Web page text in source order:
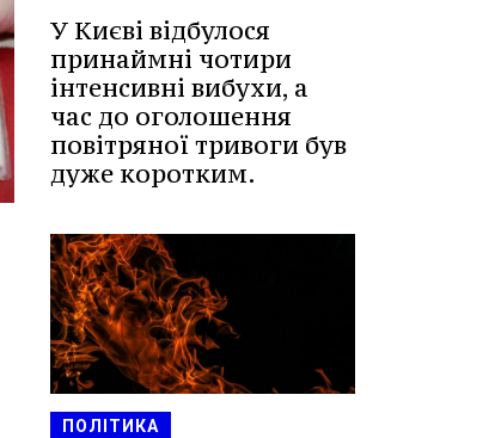
У Києві відбулося
принаймні чотири
інтенсивні вибухи, а
час до оголошення
повітряної тривоги був
дуже коротким.
ПОЛІТИКА